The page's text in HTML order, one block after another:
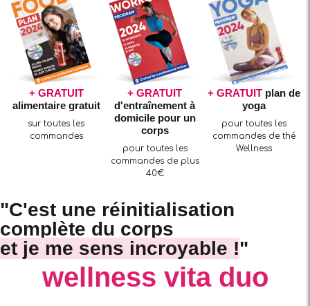
+ GRATUIT
alimentaire gratuit
sur toutes les
commandes
+ GRATUIT
d'entraînement à
domicile pour un
corps
pour toutes les
commandes de plus
40€
+ GRATUITplan de
yoga
pour toutes les
commandes de thé
Wellness
"C'est une réinitialisation
complète du corps
et je me sens incroyable !"
wellness vita duo